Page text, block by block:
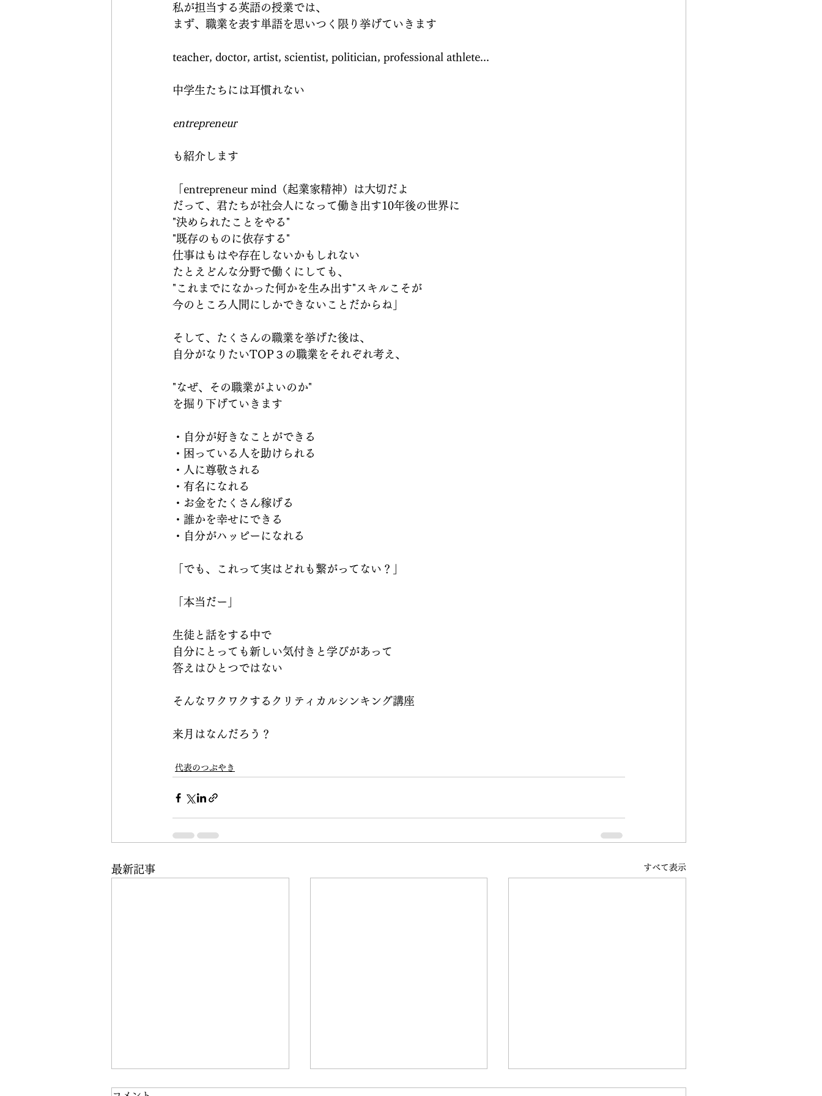
私が担当する英語の授業では、
まず、職業を表す単語を思いつく限り挙げていきます
teacher, doctor, artist, scientist, politician, professional athlete...
中学生たちには耳慣れない
entrepreneur
も紹介します
「entrepreneur mind（起業家精神）は大切だよ
だって、君たちが社会人になって働き出す10年後の世界に
"決められたことをやる"
"既存のものに依存する"
仕事はもはや存在しないかもしれない
たとえどんな分野で働くにしても、
"これまでになかった何かを生み出す"スキルこそが
今のところ人間にしかできないことだからね」
そして、たくさんの職業を挙げた後は、
自分がなりたいTOP３の職業をそれぞれ考え、
"なぜ、その職業がよいのか"
を掘り下げていきます
・自分が好きなことができる
・困っている人を助けられる
・人に尊敬される
・有名になれる
・お金をたくさん稼げる
・誰かを幸せにできる
・自分がハッピーになれる
「でも、これって実はどれも繋がってない？」
「本当だー」
生徒と話をする中で
自分にとっても新しい気付きと学びがあって
答えはひとつではない
そんなワクワクするクリティカルシンキング講座
来月はなんだろう？
代表のつぶやき
最新記事 すべて表示